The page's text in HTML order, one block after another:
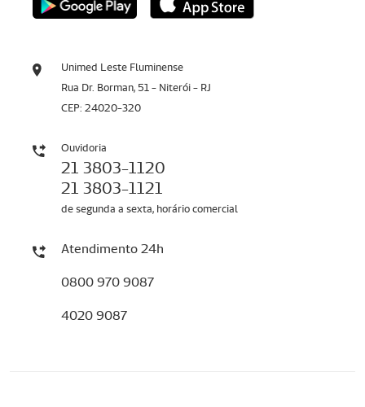
Unimed Leste Fluminense
Rua Dr. Borman, 51 - Niterói - RJ
CEP: 24020-320
Ouvidoria
21 3803-1120
21 3803-1121
de segunda a sexta, horário comercial
Atendimento 24h
0800 970 9087
4020 9087